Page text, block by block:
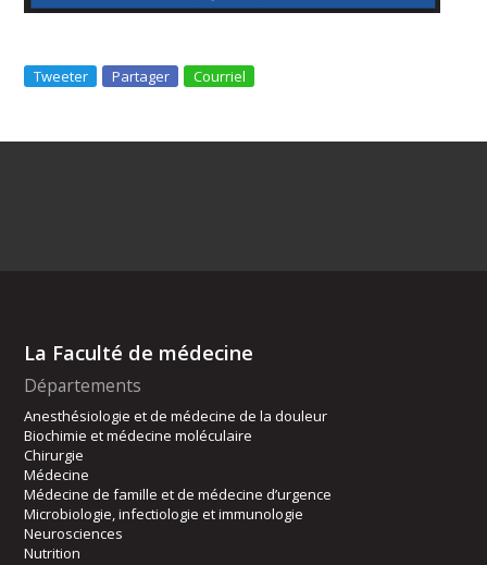
Tweeter Partager Courriel
La Faculté de médecine
Départements
Anesthésiologie et de médecine de la douleur
Biochimie et médecine moléculaire
Chirurgie
Médecine
Médecine de famille et de médecine d’urgence
Microbiologie, infectiologie et immunologie
Neurosciences
Nutrition